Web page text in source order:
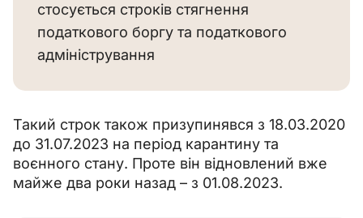
стосується строків стягнення
податкового боргу та податкового
адміністрування
Такий строк також призупинявся з 18.03.2020
до 31.07.2023 на період карантину та
воєнного стану. Проте він відновлений вже
майже два роки назад – з 01.08.2023.